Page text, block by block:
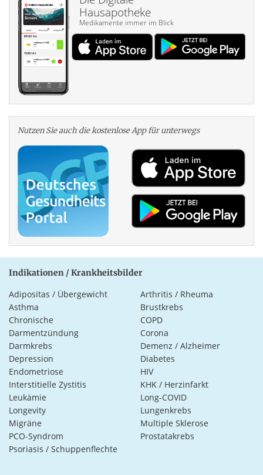
Hausapotheke
Medikamente immer im Blick
Nutzen Sie auch die kosten­lose App für unterwegs
Indikationen / Krankheitsbilder
Adipositas / Übergewicht
Arthritis / Rheuma
Asthma
Brustkrebs
Chronische
Darmentzündung
COPD
Corona
Darmkrebs
Demenz / Alzheimer
Depression
Diabetes
Endometriose
HIV
Interstitielle Zystitis
KHK / Herzinfarkt
Leukämie
Long-COVID
Longevity
Lungenkrebs
Migräne
Multiple Sklerose
PCO-Syndrom
Prostatakrebs
Psoriasis / Schuppenflechte